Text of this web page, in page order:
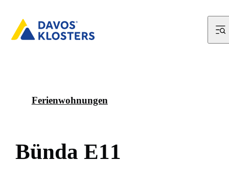
Ferienwohnungen
Bünda E11